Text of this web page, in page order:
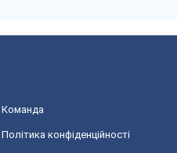
Команда
Політика конфіденційності